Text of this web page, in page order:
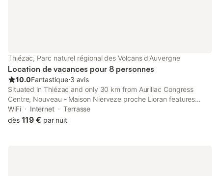
Thiézac, Parc naturel régional des Volcans d'Auvergne
Location de vacances pour 8 personnes
10.0Fantastique⋅3 avis
Situated in Thiézac and only 30 km from Aurillac Congress
Centre, Nouveau - Maison Nierveze proche Lioran features
accommodation with garden views, free WiFi and free private
parking.
WiFi Internet
Terrasse
dès 119 € par nuit